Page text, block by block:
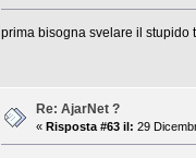
prima bisogna svelare il stupido
Re: AjarNet ?
« Risposta #63 il: 29